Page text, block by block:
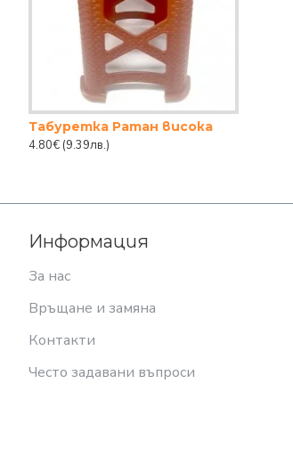
Табуретка Ратан висока
4.80€ (9.39лв.)
Информация
За нас
Връщане и замяна
Контакти
Често задавани въпроси